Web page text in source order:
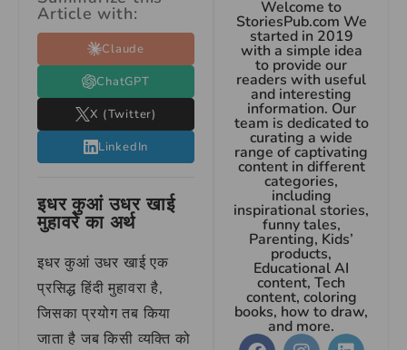
Article with:
Claude
ChatGPT
X (Twitter)
LinkedIn
इधर कुआं उधर खाई
मुहावरे का अर्थ
इधर कुआं उधर खाई एक
प्रसिद्ध हिंदी मुहावरा है,
जिसका प्रयोग तब किया
जाता है जब किसी व्यक्ति को
Welcome to
StoriesPub.com We
started in 2019
with a simple idea
to provide our
readers with useful
and interesting
information. Our
team is dedicated to
curating a wide
range of captivating
content in different
categories,
including
inspirational stories,
funny tales,
Parenting, Kids’
products,
Educational AI
content, Tech
content, coloring
books, how to draw,
and more.